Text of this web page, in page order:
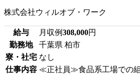
株式会社ウィルオブ・ワーク
給与 月収例308,000円
勤務地
千葉県 柏市
寮・社宅 なし
仕事内容 ≪正社員≫食品系工場での